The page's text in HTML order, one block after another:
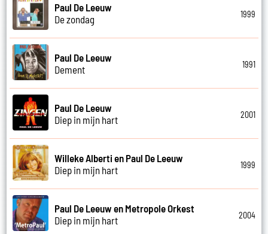
Paul De Leeuw
De zondag
1999
Paul De Leeuw
Dement
1991
Paul De Leeuw
Diep in mijn hart
2001
Willeke Alberti en Paul De Leeuw
Diep in mijn hart
1999
Paul De Leeuw en Metropole Orkest
Diep in mijn hart
2004